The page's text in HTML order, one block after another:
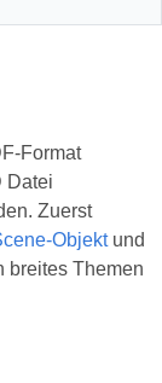
Format
Datei
Zuerst
Objektund
breites Themen